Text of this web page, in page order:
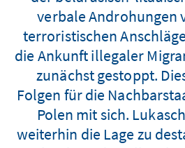
verbale Androhungen
terroristischen
die Ankunft illegaler
zunächst gestoppt.
Folgen für die
Polen mit sich.
weiterhin die Lage zu